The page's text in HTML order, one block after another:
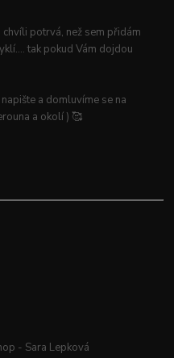
chvíli potrvá, než sem přidám
tak pokud Vám dojdou
a domluvíme se na
a okolí ) 🥰
- Sara Lepková